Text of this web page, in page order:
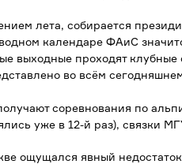
лета, собирается
календаре ФАиС
выходные проходят
во всём
соревнования по
уже в 12-й раз), связки
ощущался явный